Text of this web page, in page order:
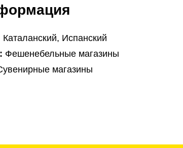
Каталанский, Испанский
Фешенебельные магазины
магазины